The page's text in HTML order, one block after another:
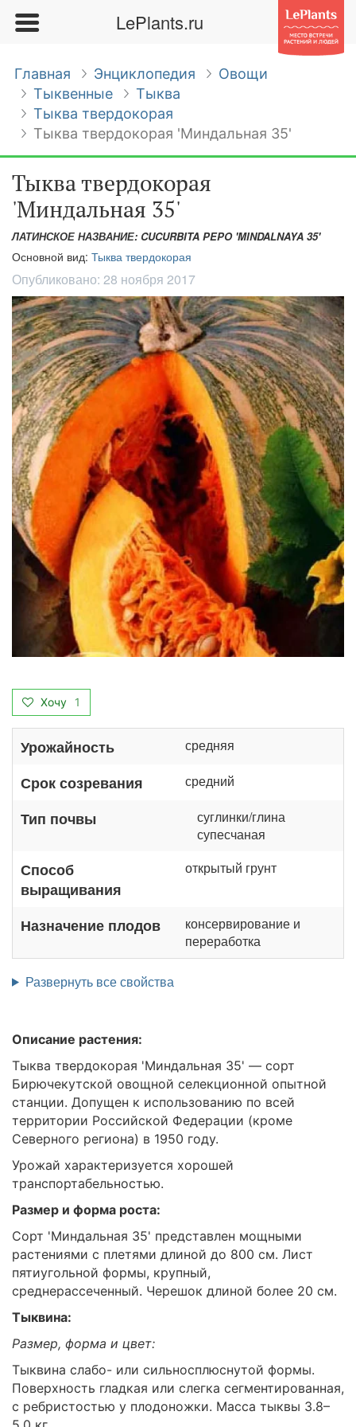
LePlants.ru
Главная Энциклопедия
Овощи
Тыквенные
Тыква
Тыква твердокорая
Тыква твердокорая 'Миндальная 35'
Тыква твердокорая
'Миндальная 35'
ЛАТИНСКОЕ НАЗВАНИЕ: CUCURBITA PEPO 'MINDALNAYA 35'
Основной вид: Тыква твердокорая
Опубликовано: 28 ноября 2017
Хочу 1
Урожайность средняя
Срок созревания средний
Тип почвы
суглинки/глина
супесчаная
Способ
выращивания
открытый грунт
Назначение плодов
консервирование и
переработка
Развернуть все свойства
Описание растения:
Тыква твердокорая 'Миндальная 35' — сорт
Бирючекутской овощной селекционной опытной
станции. Допущен к использованию по всей
территории Российской Федерации (кроме
Северного региона) в 1950 году.
Урожай характеризуется хорошей
транспортабельностью.
Размер и форма роста:
Сорт 'Миндальная 35' представлен мощными
растениями с плетями длиной до 800 см. Лист
пятиугольной формы, крупный,
среднерассеченный. Черешок длиной более 20 см.
Тыквина:
Размер, форма и цвет:
Тыквина слабо- или сильносплюснутой формы.
Поверхность гладкая или слегка сегментированная,
с ребристостью у плодоножки. Масса тыквы 3.8–